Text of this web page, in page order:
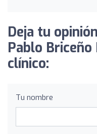
Deja tu
Pablo
clínico:
Tu nombre